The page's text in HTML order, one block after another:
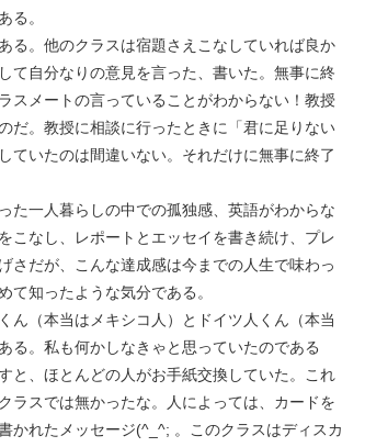
る。
る。他のクラスは宿題さえこなしていれば良か
て自分なりの意見を言った、書いた。無事に終
スメートの言っていることがわからない！教授
だ。教授に相談に行ったときに「君に足りない
ていたのは間違いない。それだけに無事に終了
た一人暮らしの中での孤独感、英語がわからな
こなし、レポートとエッセイを書き続け、プレ
さだが、こんな達成感は今までの人生で味わっ
て知ったような気分である。
ん（本当はメキシコ人）とドイツ人くん（本当
る。私も何かしなきゃと思っていたのである
と、ほとんどの人がお手紙交換していた。これ
ラスでは無かったな。人によっては、カードを
かれたメッセージ(^_^; 。このクラスはディスカ